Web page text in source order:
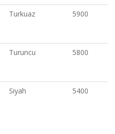
Turkuaz 5900
Turuncu 5800
Siyah 5400